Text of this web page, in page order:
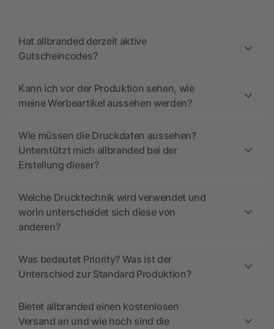
Hat allbranded derzeit aktive
Gutscheincodes?
Kann ich vor der Produktion sehen, wie
meine Werbeartikel aussehen werden?
Wie müssen die Druckdaten aussehen?
Unterstützt mich allbranded bei der
Erstellung dieser?
Welche Drucktechnik wird verwendet und
worin unterscheidet sich diese von
anderen?
Was bedeutet Priority? Was ist der
Unterschied zur Standard Produktion?
Bietet allbranded einen kostenlosen
Versand an und wie hoch sind die